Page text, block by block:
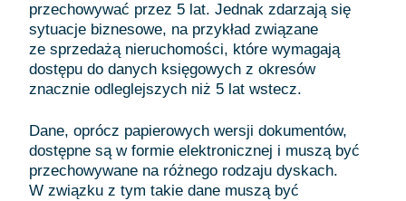
przechowywać przez 5 lat. Jednak zdarzają się
sytuacje biznesowe, na przykład związane
ze sprzedażą nieruchomości, które wymagają
dostępu do danych księgowych z okresów
znacznie odleglejszych niż 5 lat wstecz.
Dane, oprócz papierowych wersji dokumentów,
dostępne są w formie elektronicznej i muszą być
przechowywane na różnego rodzaju dyskach.
W związku z tym takie dane muszą być